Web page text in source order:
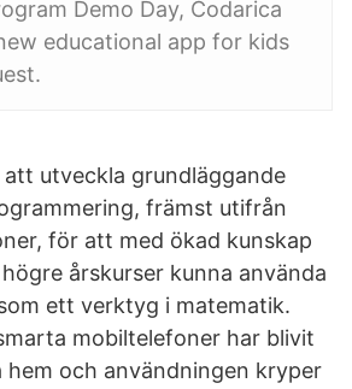
Demo Day, Codarica
educational app for kids
utveckla grundläggande
främst utifrån
för att med ökad kunskap
årskurser kunna använda
ett verktyg i matematik.
mobiltelefoner har blivit
hem och användningen kryper